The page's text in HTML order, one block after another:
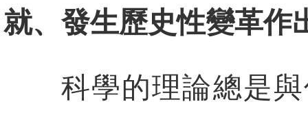
就、發生歷史性變革作
科學的理論總是